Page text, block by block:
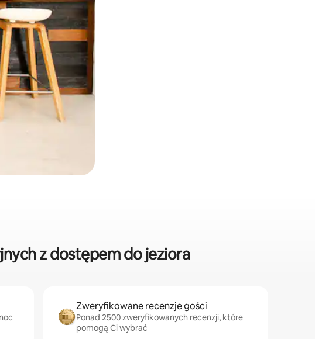
z dostępem do jeziora
Zweryfikowane recenzje gości
Ponad 2500 zweryfikowanych recenzji, które
pomogą Ci wybrać